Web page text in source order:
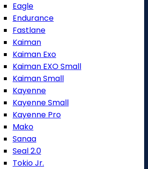
Eagle
Endurance
Fastlane
Kaiman
Kaiman Exo
Kaiman EXO Small
Kaiman Small
Kayenne
Kayenne Small
Kayenne Pro
Mako
Sanaa
Seal 2.0
Tokio Jr.